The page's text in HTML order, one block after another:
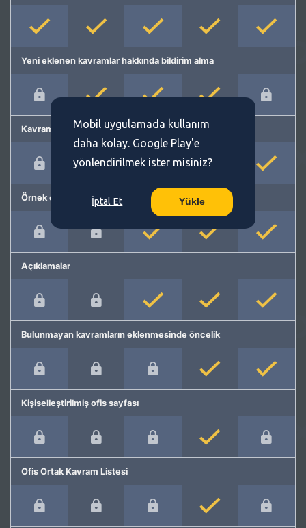
Yeni eklenen kavramlar hakkında bildirim alma
Kavram önerme
Örnek cümleler
Açıklamalar
Bulunmayan kavramların eklenmesinde öncelik
Kişiselleştirilmiş ofis sayfası
Ofis Ortak Kavram Listesi
Mobil uygulamada kullanım
daha kolay. Google Play'e
yönlendirilmek ister misiniz?
İptal Et Yükle